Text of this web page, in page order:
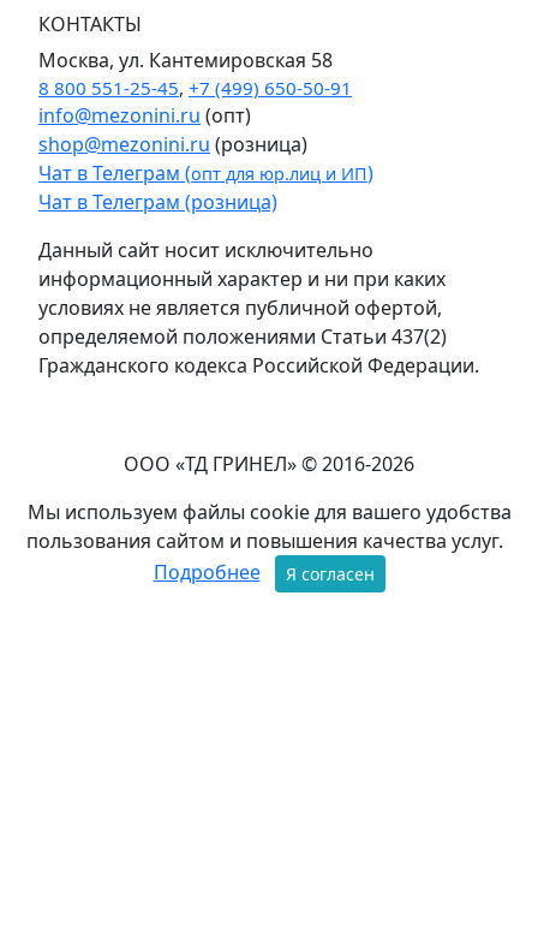
КОНТАКТЫ
Москва, ул. Кантемировская 58
8 800 551-25-45, +7 (499) 650-50-91
info@mezonini.ru (опт)
shop@mezonini.ru (розница)
Чат в Телеграм (опт для юр.лиц и ИП)
Чат в Телеграм (розница)
Данный сайт носит исключительно
информационный характер и ни при каких
условиях не является публичной офертой,
определяемой положениями Статьи 437(2)
Гражданского кодекса Российской Федерации.
ООО «ТД ГРИНЕЛ» © 2016-2026
Мы используем файлы cookie для вашего удобства
пользования сайтом и повышения качества услуг.
Подробнее
Я согласен